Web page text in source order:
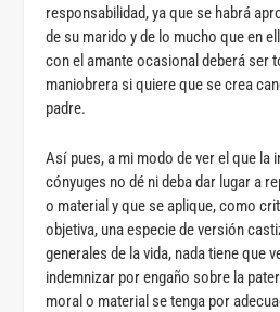
responsabilidad, ya que se habrá
de su marido y de lo mucho que en
con el amante ocasional deberá ser
maniobrera si quiere que se crea
padre.
Así pues, a mi modo de ver el que la
cónyuges no dé ni deba dar lugar a
o material y que se aplique, como
objetiva, una especie de versión
generales de la vida, nada tiene que
indemnizar por engaño sobre la
moral o material se tenga por